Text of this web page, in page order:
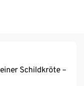
Schildkröte –